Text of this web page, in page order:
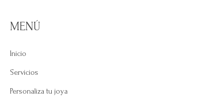
MENÚ
Inicio
Servicios
Personaliza tu joya